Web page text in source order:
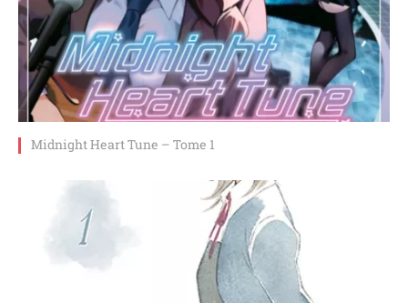
Midnight Heart Tune – Tome 1